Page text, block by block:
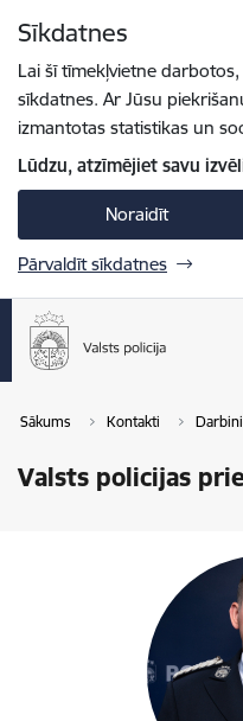
Sīkdatnes
Lai šī tīmekļvietne
sīkdatnes. Ar Jūsu
izmantotas statistikas un
Lūdzu, atzīmējiet savu
Noraidīt
Pārvaldīt sīkdatnes
Sākums Kontakti
Valsts policijas